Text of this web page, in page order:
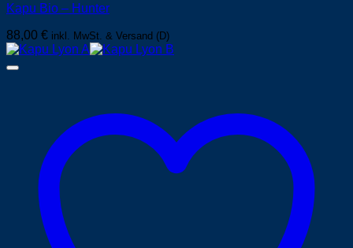
Kapu Bio – Hunter
88,00 € inkl. MwSt. & Versand (D)